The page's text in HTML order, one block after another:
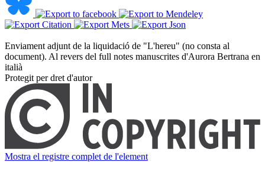
Enviament adjunt de la liquidació de "L'hereu" (no consta al
document). Al revers del full notes manuscrites d'Aurora Bertrana en
italià ​
Protegit per dret d'autor
Mostra el registre complet de l'element